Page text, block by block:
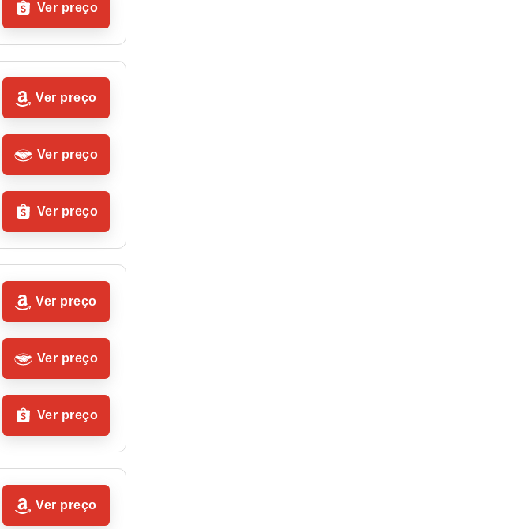
Ver preço
Ver preço
Ver preço
Ver preço
Ver preço
Ver preço
Ver preço
Ver preço